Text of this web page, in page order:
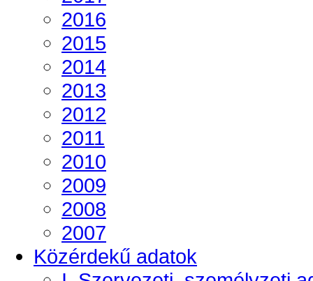
2016
2015
2014
2013
2012
2011
2010
2009
2008
2007
Közérdekű adatok